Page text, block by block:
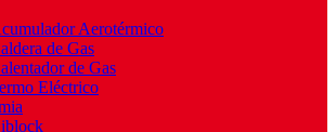
Aerotérmico
de Gas
de Gas
Eléctrico